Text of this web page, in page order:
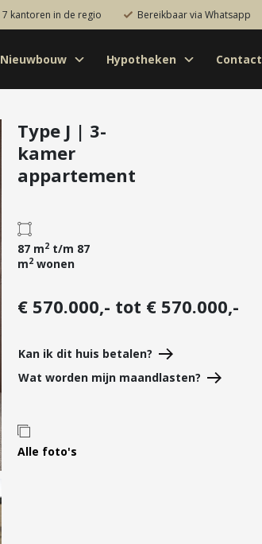
Particulieren
Leer ons kennen
7 kantoren in de regio Bereikbaar via Whatsapp
Bestaande bouw
Nieuwbouw
Bedrijfsaanbod
Internationaal
Bedrijfsaanbod
Nieuwbouw Hypotheken Contact
Type J | 3-
kamer
appartement
87 m2 t/m 87
m2 wonen
€ 570.000,- tot € 570.000,-
Kan ik dit huis betalen?
Wat worden mijn maandlasten?
Alle foto's